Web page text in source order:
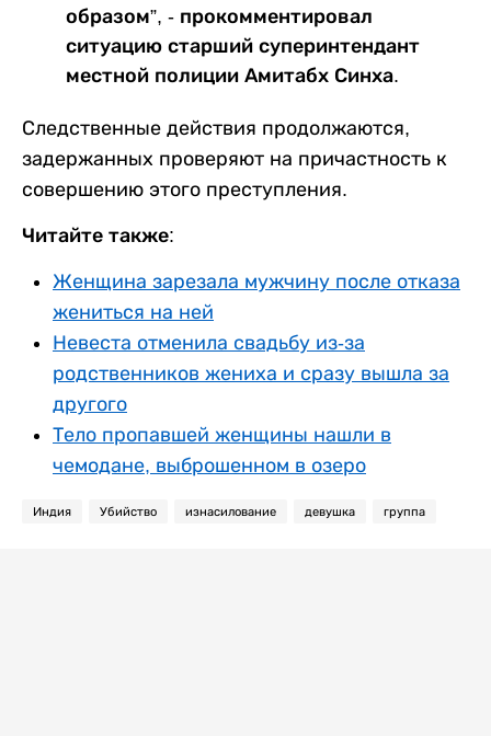
образом”, - прокомментировал
ситуацию старший суперинтендант
местной полиции Амитабх Синха.
Следственные действия продолжаются,
задержанных проверяют на причастность к
совершению этого преступления.
Читайте также:
Женщина зарезала мужчину после отказа
жениться на ней
Невеста отменила свадьбу из-за
родственников жениха и сразу вышла за
другого
Тело пропавшей женщины нашли в
чемодане, выброшенном в озеро
Индия Убийство изнасилование девушка группа